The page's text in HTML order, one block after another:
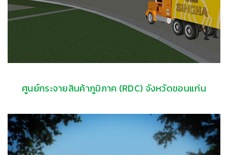
ศูนย์กระจายสินค้าภูมิภาค (RDC) จังหวัดขอนแก่น